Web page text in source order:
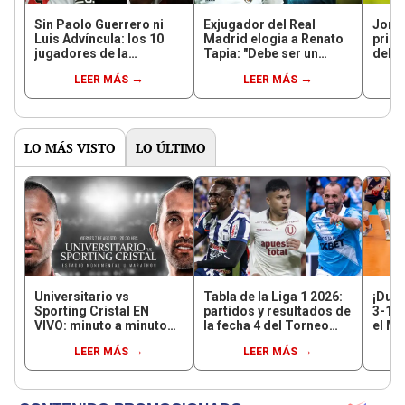
Sin Paolo Guerrero ni
Luis Advíncula: los 10
jugadores de la
mayor valor
LEER MÁS
Exjugador del Real
Madrid elogia a Renato
Tapia: "Debe ser un
peruanos"LEER MÁS
LO MÁS VISTO LO ÚLTIMO
Universitario vs
Sporting Cristal EN
VIVO: minuto a minuto
Torneo Clausura de la
Liga 1 2026
LEER MÁS
Tabla de la Liga 1 2026:
partidos y resultados de
la fecha 4 del Torneo
del Acumulado
LEER MÁS
3-1
el